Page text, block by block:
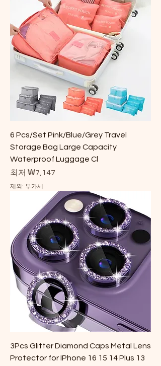
6 Pcs/Set Pink/Blue/Grey Travel
Storage Bag Large Capacity
Waterproof Luggage Cl
최저 ₩7,147
할인가
제외: 부가세
3Pcs Glitter Diamond Caps Metal Lens
Protector for IPhone 16 15 14 Plus 13